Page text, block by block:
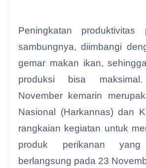
Peningkatan produktivitas
sambungnya, diimbangi
gemar makan ikan,
produksi bisa
November kemarin
Nasional (Harkannas) dan
rangkaian kegiatan untuk
produk perikanan yang
berlangsung pada 23